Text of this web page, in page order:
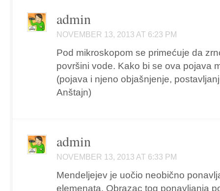
admin
NOVEMBER 13, 2013 AT 6:23 PM
Pod mikroskopom se primećuje da
površini vode. Kako bi se ova pojava
(pojava i njeno objašnjenje,
Anštajn)
admin
NOVEMBER 13, 2013 AT 6:33 PM
Mendeljejev je uočio neobično
elemenata. Obrazac tog ponavljanja